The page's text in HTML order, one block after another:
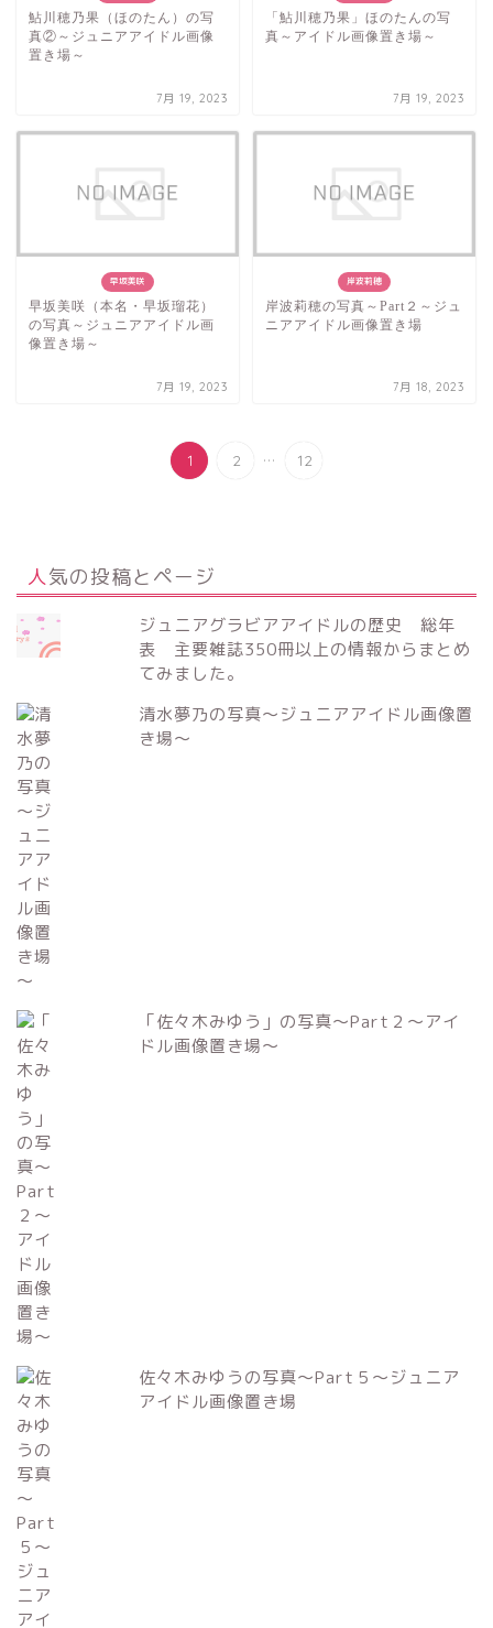
鮎川穂乃果（ほのたん）の写
真②～ジュニアアイドル画像
置き場～
7月 19, 2023
「鮎川穂乃果」ほのたんの写
真～アイドル画像置き場～
7月 19, 2023
早坂美咲
早坂美咲（本名・早坂瑠花）
の写真～ジュニアアイドル画
像置き場～
7月 19, 2023
岸波莉穂
岸波莉穂の写真～Part２～ジュ
ニアアイドル画像置き場
7月 18, 2023
1 2 ... 12
人気の投稿とページ
ジュニアグラビアアイドルの歴史 総年
表 主要雑誌350冊以上の情報からまとめ
てみました。
清水夢乃の写真～ジュニアアイドル画像置
き場～
「佐々木みゆう」の写真～Part２～アイ
ドル画像置き場～
佐々木みゆうの写真～Part５～ジュニア
アイドル画像置き場